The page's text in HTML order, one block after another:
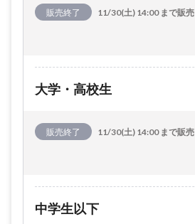
販売終了 11/30(土) 14:00 まで販売
大学・高校生
販売終了 11/30(土) 14:00 まで販売
中学生以下